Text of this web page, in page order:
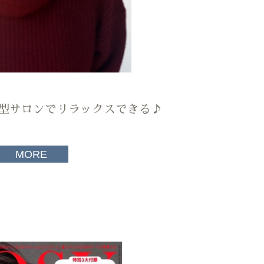
サロンでリラックスできる♪
MORE